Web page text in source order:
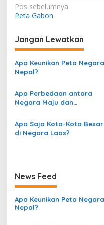
N
a
v
i
g
a
s
i
p
o
Pos sebelumnya
Peta Gabon
Jangan Lewatkan
Apa Keunikan Peta Negara
Nepal?
Apa Perbedaan antara
Negara Maju dan
Peta?
Apa Saja Kota-Kota Besar
di Negara Laos?
News Feed
Apa Keunikan Peta Negara
Nepal?